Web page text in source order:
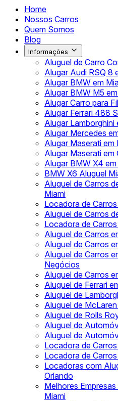
Home
Nossos Carros
Quem Somos
Blog
Informações
Aluguel de Carro
Alugar Audi RSQ 8
Alugar BMW em
Alugar BMW M5
Alugar Carro para
Alugar Ferrari 488
Alugar Lamborghini
Alugar Mercedes
Alugar Maserati em
Alugar Maserati em
Alugar BMW X4 em
BMW X6 Aluguel
Aluguel de Carros
Miami
Locadora de
Aluguel de Carros
Locadora de
Aluguel de Carros
Aluguel de Carros
Aluguel de Carros
Negócios
Aluguel de Carros
Aluguel de Ferrari
Aluguel de
Aluguel de
Aluguel de Rolls
Aluguel de
Aluguel de
Locadora de
Locadora de
Locadoras com
Orlando
Melhores
Miami